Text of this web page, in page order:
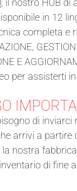
, il nostro HUB di
in 12
completa e
E
per assisterti
di inviarci
arrivi a partire
la nostra
di fine